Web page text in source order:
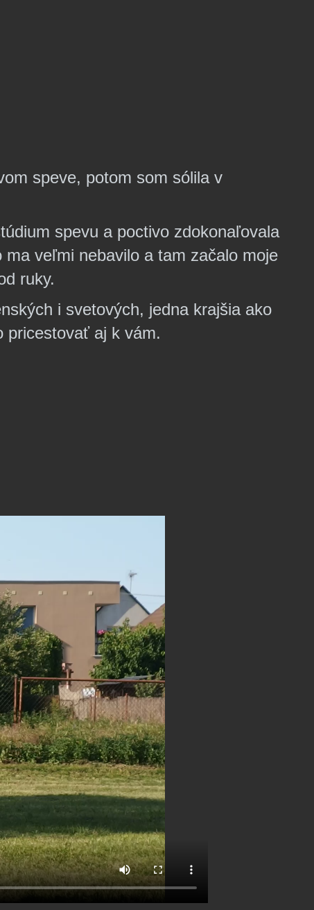
speve, potom som sólila v
spevu a poctivo zdokonaľovala
ma veľmi nebavilo a tam začalo moje
ruky.
i svetových, jedna krajšia ako
pricestovať aj k vám.